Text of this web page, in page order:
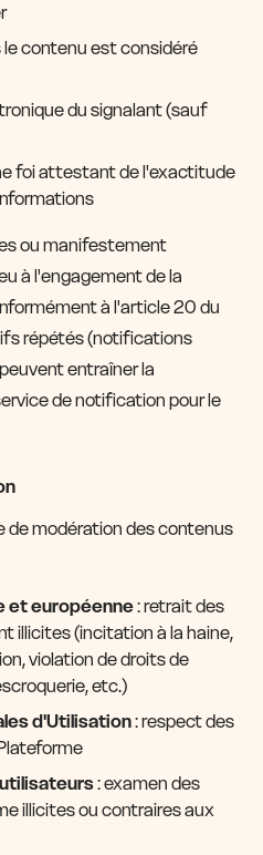
contenu est considéré
du signalant (sauf
foi attestant de l'exactitude
ou manifestement
à l'engagement de la
à l'article 20 du
répétés (notifications
entraîner la
de notification pour le
de modération des contenus
et européenne: retrait des
illicites (incitation à la haine,
violation de droits de
etc.)
d'Utilisation: respect des
: examen des
illicites ou contraires aux